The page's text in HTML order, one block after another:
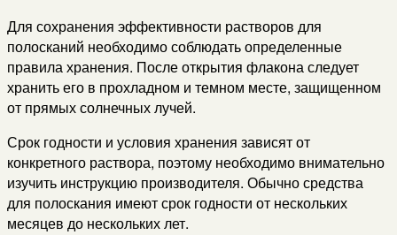
Для сохранения эффективности растворов для
полосканий необходимо соблюдать определенные
правила хранения. После открытия флакона следует
хранить его в прохладном и темном месте, защищенном
от прямых солнечных лучей.
Срок годности и условия хранения зависят от
конкретного раствора, поэтому необходимо внимательно
изучить инструкцию производителя. Обычно средства
для полоскания имеют срок годности от нескольких
месяцев до нескольких лет.